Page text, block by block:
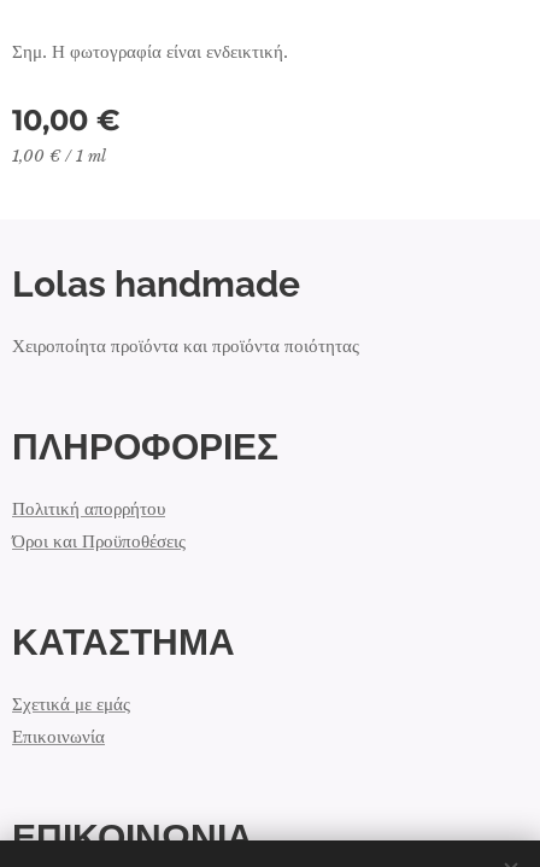
Σημ. Η φωτογραφία είναι ενδεικτική.
10,00 €
1,00 € / 1 ml
Lolas handmade
Χειροποίητα προϊόντα και προϊόντα ποιότητας
ΠΛΗΡΟΦΟΡΙΕΣ
Πολιτική απορρήτου
Όροι και Προϋποθέσεις
ΚΑΤΑΣΤΗΜΑ
Σχετικά με εμάς
Επικοινωνία
ΕΠΙΚΟΙΝΩΝΙΑ